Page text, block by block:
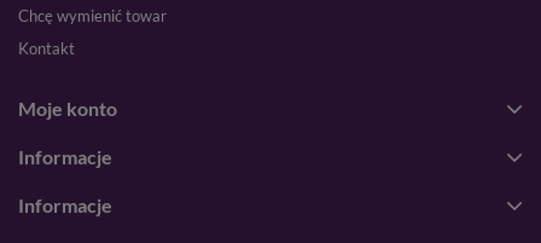
Chcę wymienić towar
Kontakt
Moje konto
Informacje
Informacje